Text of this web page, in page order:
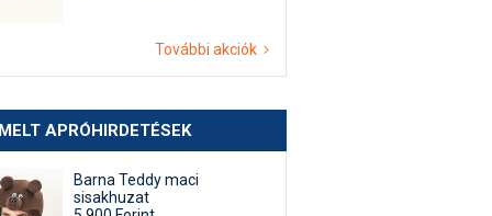
További akciók
APRÓHIRDETÉSEK
Barna Teddy maci
sisakhuzat